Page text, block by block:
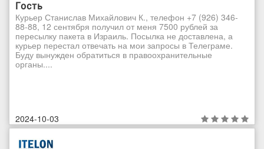
Гость
Курьер Станислав Михайлович К., телефон +7 (926) 346-
88-88, 12 сентября получил от меня 7500 рублей за
пересылку пакета в Израиль. Посылка не доставлена, а
курьер перестал отвечать на мои запросы в Телеграме.
Буду вынужден обратиться в правоохранительные
органы....
2024-10-03